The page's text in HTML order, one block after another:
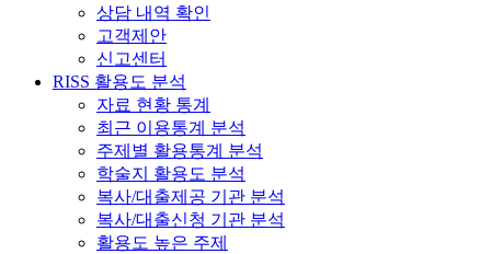
상담 내역 확인
고객제안
신고센터
RISS 활용도 분석
자료 현황 통계
최근 이용통계 분석
주제별 활용통계 분석
학술지 활용도 분석
복사/대출제공 기관 분석
복사/대출신청 기관 분석
활용도 높은 주제